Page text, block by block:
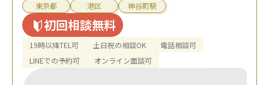
東京都 港区 神谷町駅
初回相談無料
19時以降TEL可 土日祝の相談OK
電話相談可
LINEでの予約可
オンライン面談可